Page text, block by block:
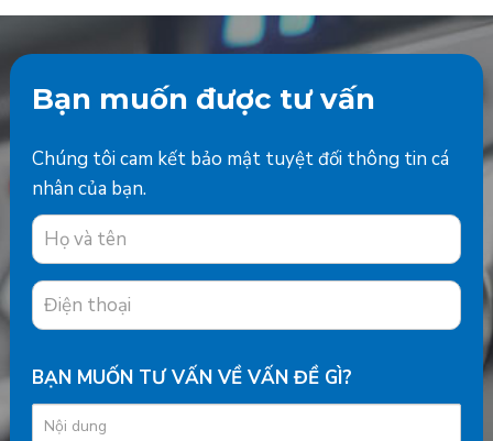
Bạn muốn được tư vấn
Chúng tôi cam kết bảo mật tuyệt đối thông tin cá
nhân của bạn.
BẠN MUỐN TƯ VẤN VỀ VẤN ĐỀ GÌ?